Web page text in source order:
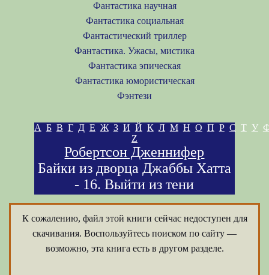
Фантастика научная
Фантастика социальная
Фантастический триллер
Фантастика. Ужасы, мистика
Фантастика эпическая
Фантастика юмористическая
Фэнтези
А Б В Г Д Е Ж З И Й К Л М Н О П Р С Т У
Z
Робертсон Дженнифер
Байки из дворца Джаббы Хатта
- 16. Выйти из тени
К сожалению, файл этой книги сейчас недоступен для
скачивания. Воспользуйтесь поиском по сайту —
возможно, эта книга есть в другом разделе.